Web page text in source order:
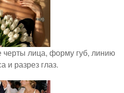
лица, форму губ, линию
и разрез глаз.